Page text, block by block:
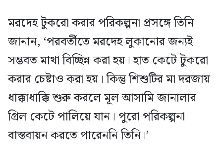
মরদেহ টুকরো করার পরিকল্পনা প্রসঙ্গে তিনি
জানান, ‘পরবর্তীতে মরদেহ লুকানোর জন্যই
সম্ভবত মাথা বিচ্ছিন্ন করা হয়। হাত কেটে টুকরো
করার চেষ্টাও করা হয়। কিন্তু শিশুটির মা দরজায়
ধাক্কাধাক্কি শুরু করলে মূল আসামি জানালার
গ্রিল কেটে পালিয়ে যান। পুরো পরিকল্পনা
বাস্তবায়ন করতে পারেননি তিনি।’